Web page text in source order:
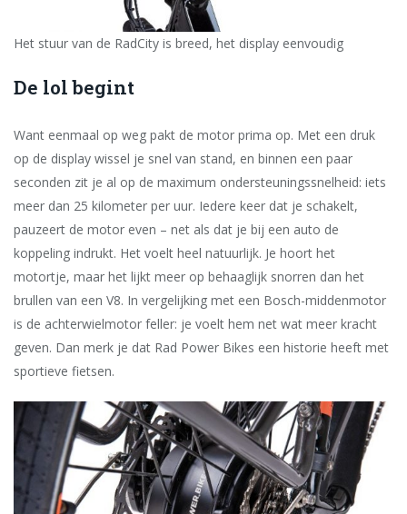
Het stuur van de RadCity is breed, het display eenvoudig
De lol begint
Want eenmaal op weg pakt de motor prima op. Met een druk
op de display wissel je snel van stand, en binnen een paar
seconden zit je al op de maximum ondersteuningssnelheid: iets
meer dan 25 kilometer per uur. Iedere keer dat je schakelt,
pauzeert de motor even – net als dat je bij een auto de
koppeling indrukt. Het voelt heel natuurlijk. Je hoort het
motortje, maar het lijkt meer op behaaglijk snorren dan het
brullen van een V8. In ver­gelijking met een Bosch-midden­motor
is de achterwielmotor feller: je voelt hem net wat meer kracht
geven. Dan merk je dat Rad Power Bikes een historie heeft met
sportieve fietsen.